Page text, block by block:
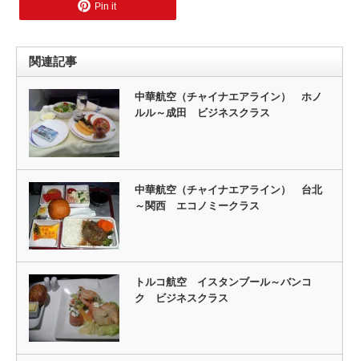
Pin it
関連記事
中華航空（チャイナエアライン） ホノ
ルル～成田 ビジネスクラス
中華航空（チャイナエアライン） 台北
～関西 エコノミークラス
トルコ航空 イスタンブール～バンコ
ク ビジネスクラス